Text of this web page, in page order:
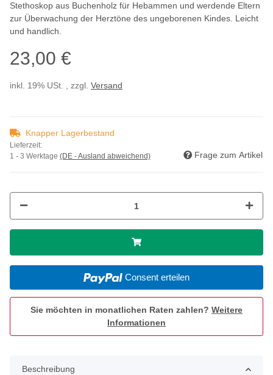
Stethoskop aus Buchenholz für Hebammen und werdende Eltern
zur Überwachung der Herztöne des ungeborenen Kindes. Leicht
und handlich.
23,00 €
inkl. 19% USt. , zzgl. Versand
Knapper Lagerbestand
Lieferzeit:
1 - 3 Werktage (DE - Ausland abweichend) Frage zum Artikel
Consent erteilen
Sie möchten in monatlichen Raten zahlen? Weitere
Informationen
Beschreibung